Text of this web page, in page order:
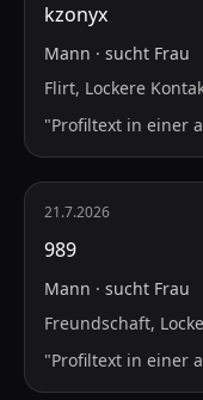
kzonyx
Mann · sucht Frau
Flirt, Lockere
"Profiltext in einer
21.7.2026
989
Mann · sucht Frau
Freundschaft,
"Profiltext in einer